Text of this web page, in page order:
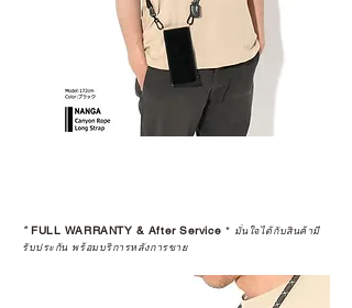
*FULL WARRANTY & After Service * มั่นใจได้กับสินค้ามี
รับประกัน พร้อมบริการหลังการขาย